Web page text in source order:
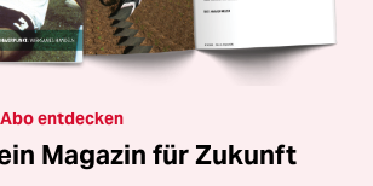
entdecken
Magazin für Zukunft